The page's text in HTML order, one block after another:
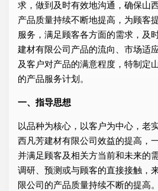
求，做到及时有效地沟通，确保山
产品质量持续不断地提高，为顾客
服务，满足顾客各方面的需求，及
建材有限公司产品的流向、市场适
及客户对产品的满意程度，特制定
的产品服务计划。
一、指导思想
以品种为核心，以客户为中心，老
西凡芳建材有限公司效益的提高，
并满足顾客及相关方当前和未来的
调研、预测或与顾客的直接接触，
限公司的产品质量持续不断的提高。